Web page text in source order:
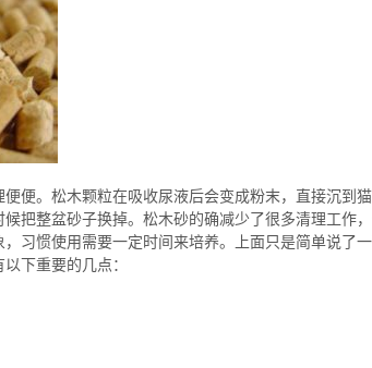
便。松木颗粒在吸收尿液后会变成粉末，直接沉到猫
把整盆砂子换掉。松木砂的确减少了很多清理工作
习惯使用需要一定时间来培养。上面只是简单说了一
下重要的几点：